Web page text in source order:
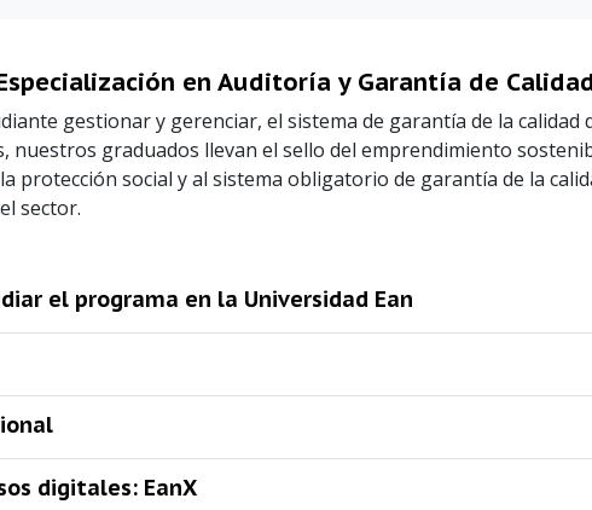
en Auditoría y Garantía de
gestionar y gerenciar, el sistema de garantía de la calidad
nuestros graduados llevan el sello del emprendimiento
protección social y al sistema obligatorio de garantía de la
sector.
el programa en la Universidad Ean
digitales: EanX